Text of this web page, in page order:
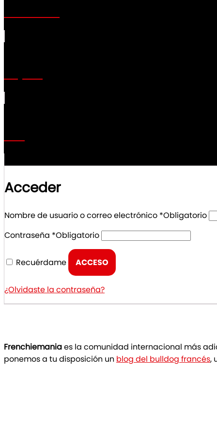
Acceder
Nombre de usuario o correo electrónico *Obligatorio
Contraseña *Obligatorio
Recuérdame ACCESO
¿Olvidaste la contraseña?
Frenchiemaniaes la comunidad internacional más
ponemos a tu disposición un blog del bulldog francés,